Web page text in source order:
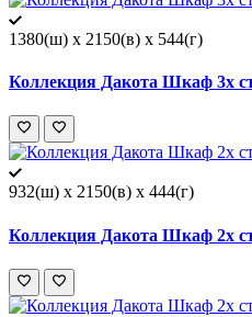
1380(ш) x 2150(в) x 544(г)
Коллекция Дакота Шкаф 3х
932(ш) x 2150(в) x 444(г)
Коллекция Дакота Шкаф 2х